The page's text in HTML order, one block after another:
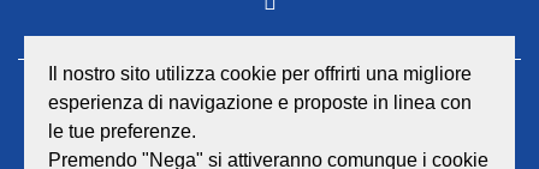
GEAT Srl
Sede legale e amministrativa:
Viale Lombardia 17 - 47838 Riccione
Il nostro sito utilizza cookie per offrirti una migliore
esperienza di navigazione e proposte in linea con
le tue preferenze.
Premendo "Nega" si attiveranno comunque i cookie